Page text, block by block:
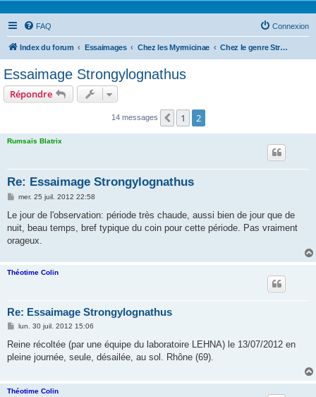
FAQ Connexion
Index du forum Essaimages Chez les Myrmicinae Chez le genre Strongylognathus
Essaimage Strongylognathus
Répondre
14 messages Précédente
1 2
Rumsaïs Blatrix
Re: Essaimage Strongylognathus
M
s
a
g
mer. 25 juil. 2012 22:58
Le jour de l'observation: période très chaude, aussi bien de jour que de
nuit, beau temps, bref typique du coin pour cette période. Pas vraiment
orageux.
Théotime Colin
Re: Essaimage Strongylognathus
M
s
a
lun. 30 juil. 2012 15:06
Reine récoltée (par une équipe du laboratoire LEHNA) le 13/07/2012 en
pleine journée, seule, désailée, au sol. Rhône (69).
Théotime Colin